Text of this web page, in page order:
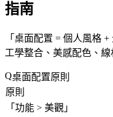
指南
「 桌面配置 = 個人風格 +
工學整合、美感配色、線
桌面配置原則
原則
「 功能 > 美觀 」